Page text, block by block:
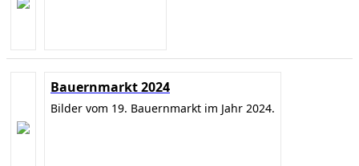
Bauernmarkt 2024
Bilder vom 19. Bauernmarkt im Jahr 2024.